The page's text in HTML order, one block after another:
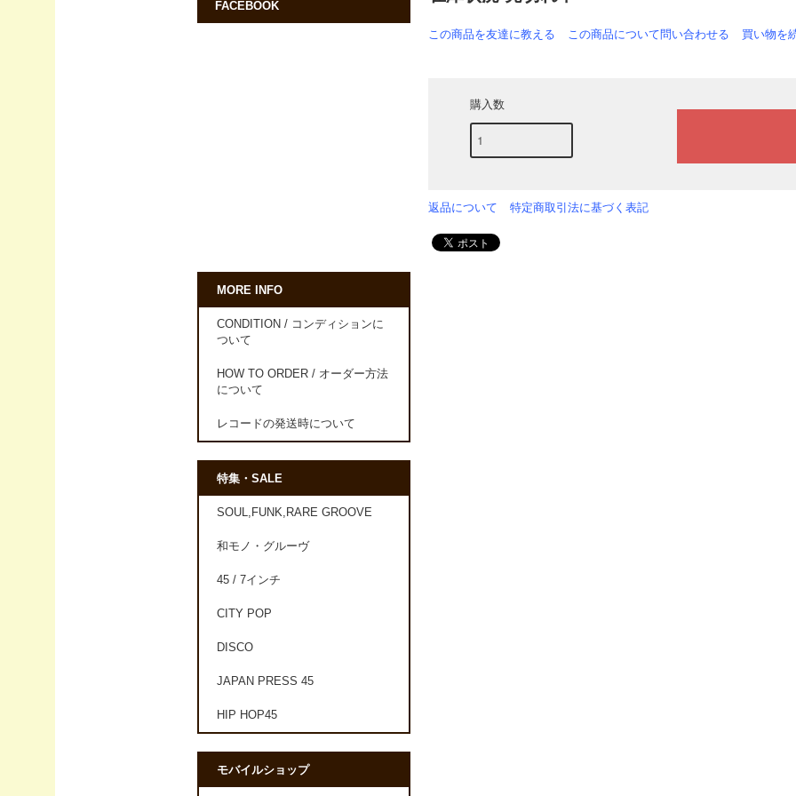
この商品を友達に教える この商品について問い合わせる 買い物を
購入数
返品について 特定商取引法に基づく表記
FACEBOOK
MORE INFO
CONDITION / コンディションに
ついて
HOW TO ORDER / オーダー方法
について
レコードの発送時について
特集・SALE
SOUL,FUNK,RARE GROOVE
和モノ・グルーヴ
45 / 7インチ
CITY POP
DISCO
JAPAN PRESS 45
HIP HOP45
モバイルショップ